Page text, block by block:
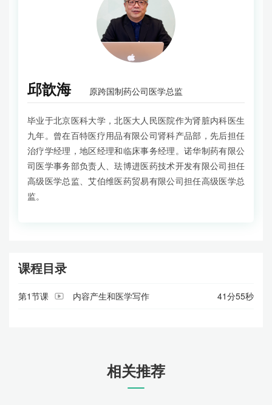
邱歆海 原跨国制药公司医学总监
毕业于北京医科大学，北医大人民医院作为肾脏内科医生
九年。曾在百特医疗用品有限公司肾科产品部，先后担任
治疗学经理，地区经理和临床事务经理。诺华制药有限公
司医学事务部负责人、珐博进医药技术开发有限公司担任
高级医学总监、艾伯维医药贸易有限公司担任高级医学总
监。
课程目录
第1节课 内容产生和医学写作 41分55秒
相关推荐